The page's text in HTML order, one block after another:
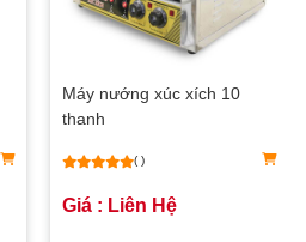
Máy nướng xúc xích 10
thanh
( )
Giá : Liên Hệ